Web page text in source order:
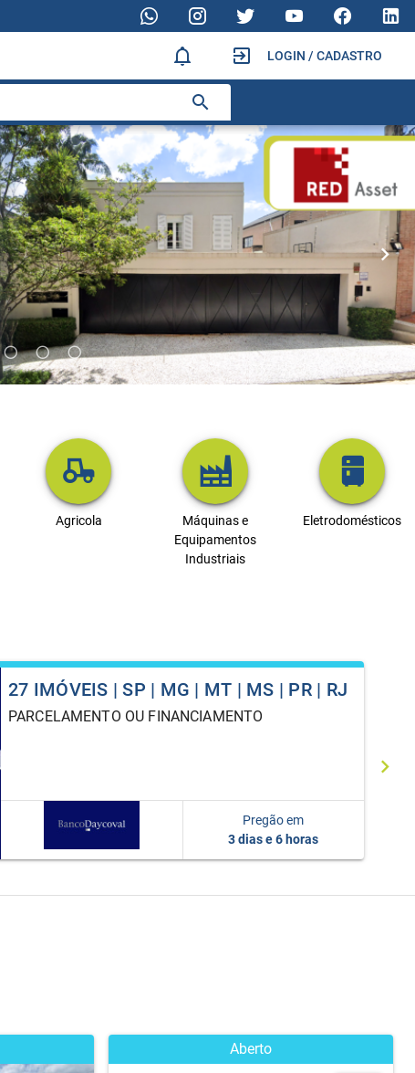
LOGIN / CADASTRO
Agricola
Máquinas e
Equipamentos
Industriais
Eletrodomésticos
27 IMÓVEIS | SP | MG | MT | MS | PR | RJ
PARCELAMENTO OU FINANCIAMENTO
Pregão em
3 dias e 6 horas
Aberto